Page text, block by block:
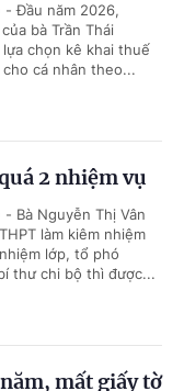
- Đầu năm 2026,
bà Trần Thái
lựa chọn kê khai thuế
cá nhân theo...
2 nhiệm vụ
Bà Nguyễn Thị Vân
làm kiêm nhiệm
lớp, tổ phó
thư chi bộ thì được...
mất giấy tờ